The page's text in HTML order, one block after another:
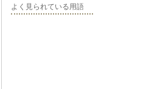
よく見られている用語